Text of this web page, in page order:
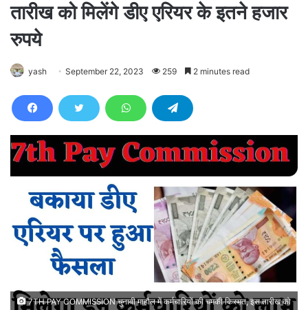
तारीख को मिलेंगे डीए एरियर के इतने हजार
रुपये
yash September 22, 2023 259 2 minutes read
7TH PAY COMMISSION चुनावी माहौल में कर्मचारियों की चमकी किस्मत, इस तारीख को